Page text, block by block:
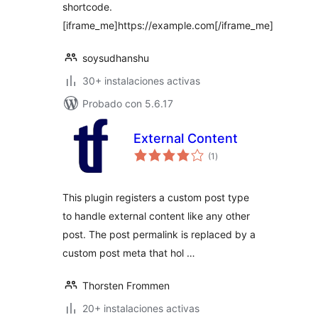
shortcode.
[iframe_me]https://example.com[/iframe_me]
soysudhanshu
30+ instalaciones activas
Probado con 5.6.17
External Content
(1 valoraciones
en
)
This plugin registers a custom post type
to handle external content like any other
post. The post permalink is replaced by a
custom post meta that hol …
Thorsten Frommen
20+ instalaciones activas